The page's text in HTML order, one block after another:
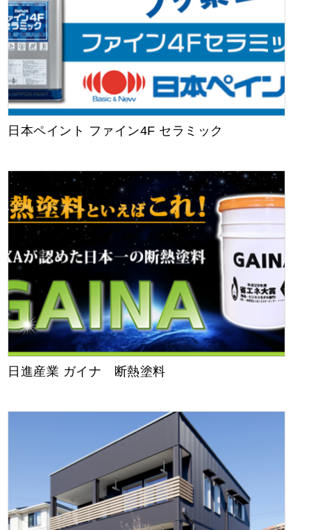
日本ペイント ファイン4F セラミック
日進産業 ガイナ 断熱塗料